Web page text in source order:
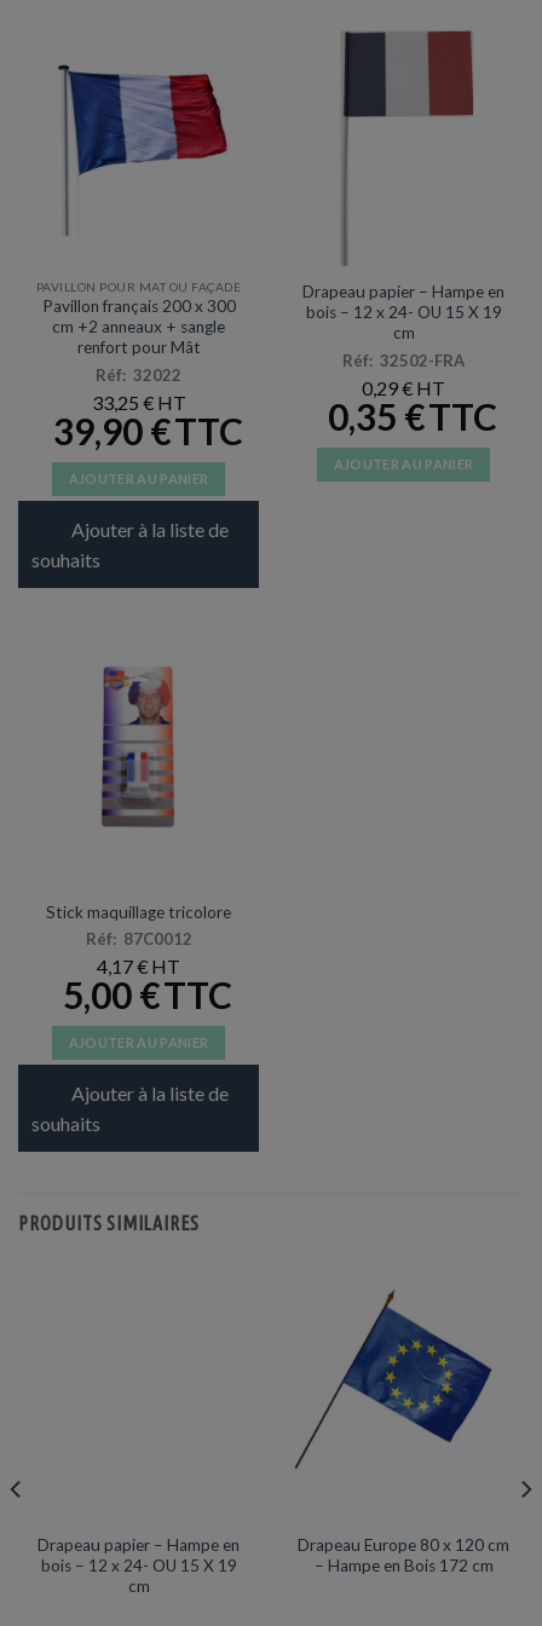
PAVILLON POUR MAT OU FAÇADE
Pavillon français 200 x 300
cm +2 anneaux + sangle
renfort pour Mât
Réf: 32022
33,25 €
39,90€
AJOUTER AU PANIER
Ajouter à la liste de
souhaits
Drapeau papier – Hampe en
bois – 12 x 24- OU 15 X 19
cm
Réf: 32502-FRA
0,29€
0,35 €
AJOUTER AU PANIER
Stick maquillage tricolore
Réf: 87C0012
4,17€
5,00€
AJOUTER AU PANIER
Ajouter à la liste de
souhaits
PRODUITS SIMILAIRES
Prix en baisse
Nouveauté
Drapeau papier – Hampe en
bois – 12 x 24- OU 15 X 19
cm
Drapeau Europe 80 x 120 cm
– Hampe en Bois 172 cm